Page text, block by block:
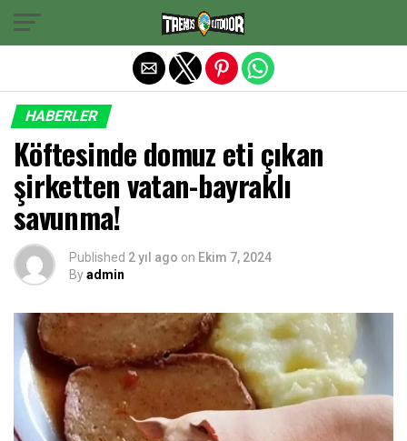
HABERLER
Köftesinde domuz eti çıkan
şirketten vatan-bayraklı
savunma!
Published 2 yıl ago on Ekim 7, 2024
Byadmin
Exit mobile version